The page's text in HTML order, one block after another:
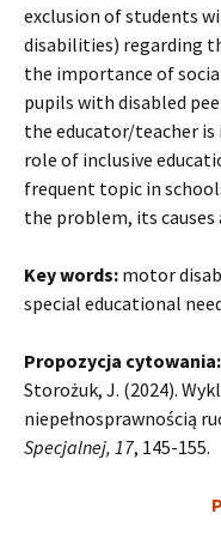
exclusion of students
disabilities) regarding
the importance of
pupils with disabled
the educator/teacher
role of inclusive
frequent topic in
the problem, its causes
Key words: motor
special educational
Propozycja cytowania:
Storożuk, J. (2024).
niepełnosprawnością
Specjalnej, 17, 145-155.